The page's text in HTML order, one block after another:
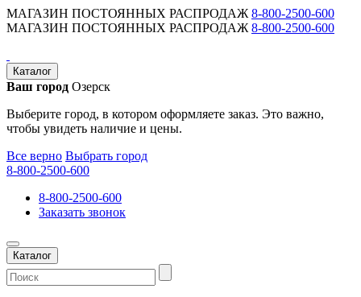
МАГАЗИН ПОСТОЯННЫХ РАСПРОДАЖ 8-800-2500-600
МАГАЗИН ПОСТОЯННЫХ РАСПРОДАЖ 8-800-2500-600
Каталог
Ваш город Озерск
Выберите город, в котором оформляете заказ. Это важно,
чтобы увидеть наличие и цены.
Все верно Выбрать город
8-800-2500-600
8-800-2500-600
Заказать звонок
Каталог